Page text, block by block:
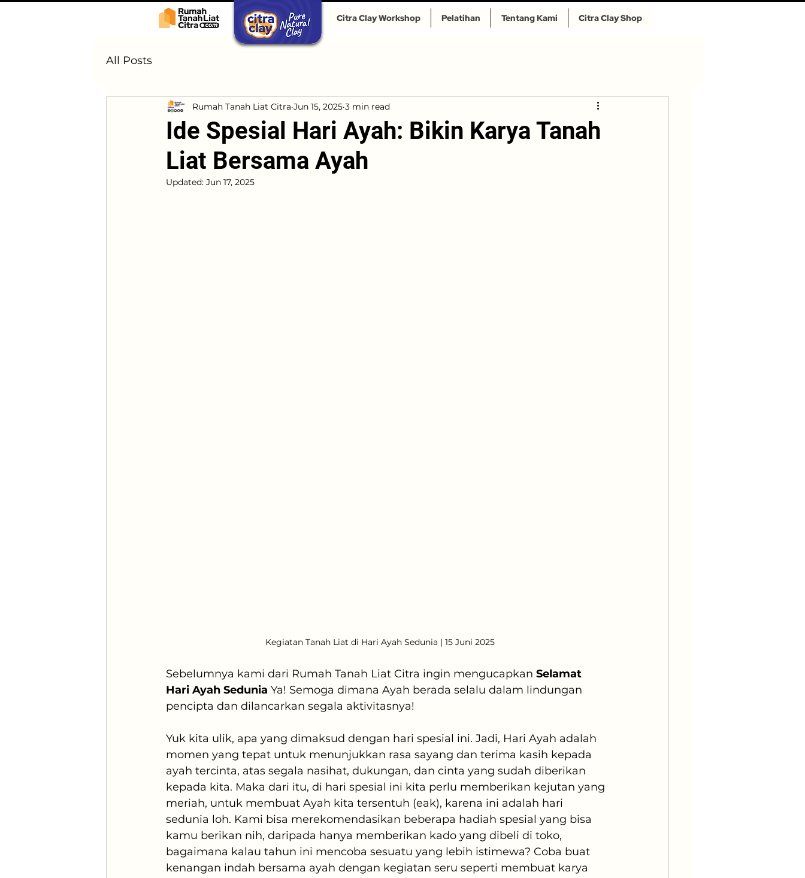
Citra Clay Workshop Pelatihan Tentang Kami Citra Clay Shop
All Posts
Ide Spesial Hari Ayah: Bikin Karya Tanah
Liat Bersama Ayah
Rumah Tanah Liat Citra Jun 15, 2025 3 min read
Updated: Jun 17, 2025
Kegiatan Tanah Liat di Hari Ayah Sedunia | 15 Juni 2025
Sebelumnya kami dari Rumah Tanah Liat Citra ingin mengucapkan Selamat
Hari Ayah Sedunia Ya! Semoga dimana Ayah berada selalu dalam lindungan
pencipta dan dilancarkan segala aktivitasnya!
Yuk kita ulik, apa yang dimaksud dengan hari spesial ini. Jadi, Hari Ayah adalah
momen yang tepat untuk menunjukkan rasa sayang dan terima kasih kepada
ayah tercinta, atas segala nasihat, dukungan, dan cinta yang sudah diberikan
kepada kita. Maka dari itu, di hari spesial ini kita perlu memberikan kejutan yang
meriah, untuk membuat Ayah kita tersentuh (eak), karena ini adalah hari
sedunia loh. Kami bisa merekomendasikan beberapa hadiah spesial yang bisa
kamu berikan nih, daripada hanya memberikan kado yang dibeli di toko,
bagaimana kalau tahun ini mencoba sesuatu yang lebih istimewa? Coba buat
kenangan indah bersama ayah dengan kegiatan seru seperti membuat karya